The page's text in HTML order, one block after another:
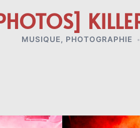
MUSIQUE, PHOTOGRAPHIE